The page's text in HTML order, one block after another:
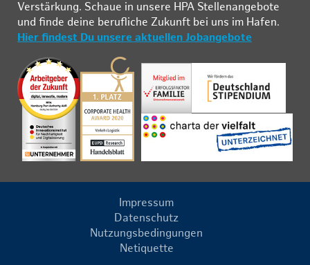
Ver­stär­kung. Schau­e in un­se­re HPA Stel­len­an­ge­bo­te
und fin­de deine be­ruf­li­che Zu­kunft bei uns im Ha­fen.
Hier findest Du unsere aktuellen Jobangebote
Impressum
Datenschutz
Nutzungsbedingungen
Netiquette